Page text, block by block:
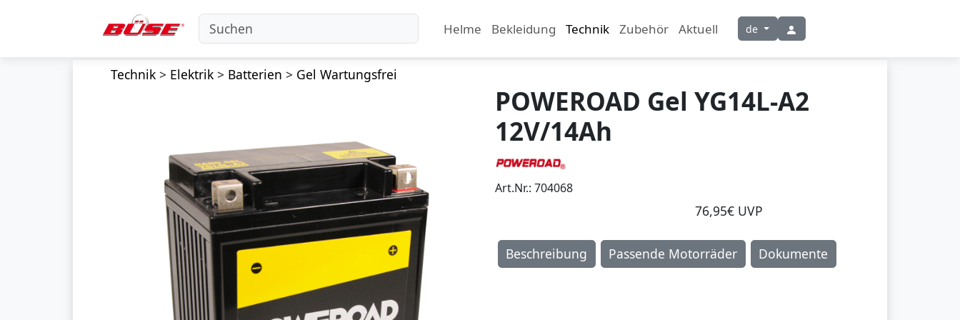
Helme Bekleidung Technik Zubehör Aktuell de
Technik> Elektrik> Batterien > Gel Wartungsfrei
POWEROAD Gel YG14L-A2
12V/14Ah
Art.Nr.: 704068
76,95€ UVP
Beschreibung Passende Motorräder Dokumente